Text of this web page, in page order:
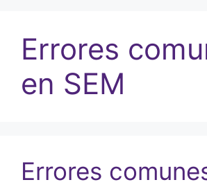
Errores
en SEM
Errores